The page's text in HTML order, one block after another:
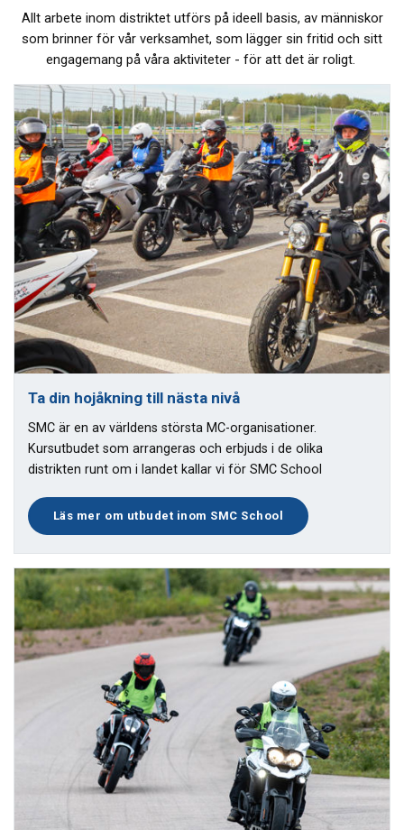
Allt arbete inom distriktet utförs på ideell basis, av människor
som brinner för vår verksamhet, som lägger sin fritid och sitt
engagemang på våra aktiviteter - för att det är roligt.
Ta din hojåkning till nästa nivå
SMC är en av världens största MC-organisationer.
Kursutbudet som arrangeras och erbjuds i de olika
distrikten runt om i landet kallar vi för SMC School
Läs mer om utbudet inom SMC School